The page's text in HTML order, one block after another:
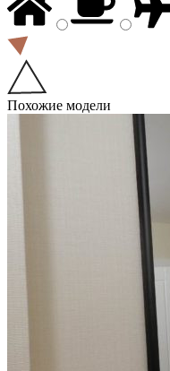
Похожие модели